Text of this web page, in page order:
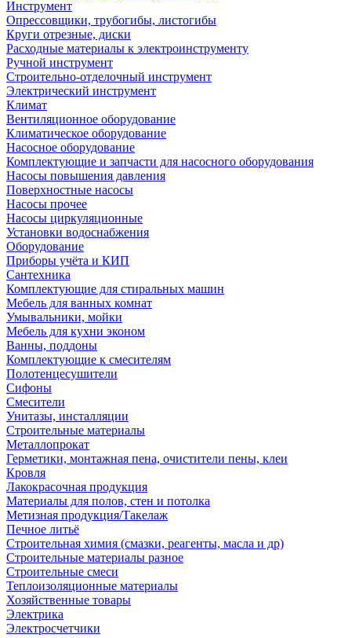
Инструмент
Опрессовщики, трубогибы, листогибы
Круги отрезные, диски
Расходные материалы к электроинструменту
Ручной инструмент
Строительно-отделочный инструмент
Электрический инструмент
Климат
Вентиляционное оборудование
Климатическое оборудование
Насосное оборудование
Комплектующие и запчасти для насосного оборудования
Насосы повышения давления
Поверхностные насосы
Насосы прочее
Насосы циркуляционные
Установки водоснабжения
Оборудование
Приборы учёта и КИП
Сантехника
Комплектующие для стиральных машин
Мебель для ванных комнат
Умывальники, мойки
Мебель для кухни эконом
Ванны, поддоны
Комплектующие к смесителям
Полотенцесушители
Сифоны
Смесители
Унитазы, инсталляции
Строительные материалы
Металлопрокат
Герметики, монтажная пена, очистители пены, клеи
Кровля
Лакокрасочная продукция
Материалы для полов, стен и потолка
Метизная продукция/Такелаж
Печное литьё
Строительная химия (смазки, реагенты, масла и др)
Строительные материалы разное
Строительные смеси
Теплоизоляционные материалы
Хозяйственные товары
Электрика
Электросчетчики